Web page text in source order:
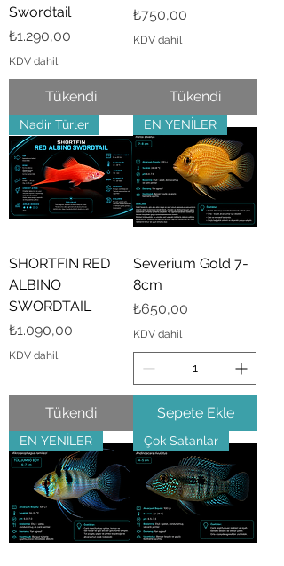
Swordtail
Fiyat
₺1.290,00
KDV dahil
Tükendi
Fiyat
₺750,00
KDV dahil
Tükendi
Nadir Türler
SHORTFIN RED
ALBINO
SWORDTAIL
Fiyat
₺1.090,00
KDV dahil
Tükendi
EN YENİLER
Severium Gold 7-
8cm
Fiyat
₺650,00
KDV dahil
Sepete Ekle
EN YENİLER Çok Satanlar